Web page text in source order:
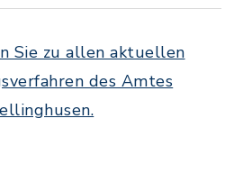
Sie zu allen aktuellen
des Amtes